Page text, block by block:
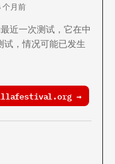
个月前
近一次测试，它在中
试，情况可能已发生
→